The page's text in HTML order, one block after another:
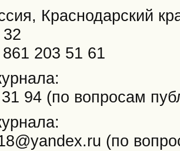
Краснодарский
203 51 61
94 (по вопросам
(по